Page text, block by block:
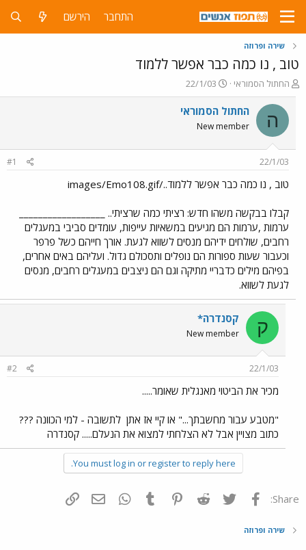
התחבר הירשם
שירה ופרוזה
טוב , נו כמה כבר אפשר ללמוד
פ
ו
ת
ח
ה
ש
א
החתול הסמוראי
פ
ו
ר
ם
ר
22/1/03
ה החתול הסמוראי
New member
22/1/03
#1
טוב , נו כמה כבר אפשר ללמוד../images/Emo108.gif
קבלו בבקשה משהו חדש: רציתי כמה שרציתי.. __________________
ערמות ,ערמות הם מגיעים במשאיות עייפות, עומדים סביבי במעגלים
רחבים, שולחים ידיהם מנסים לשווא לגעת. אורך חייהם כשל פרפר
וכעבור שעות ספורות הם נופלים ותסכולם גדול. ועליהם באים אחרים,
בפיהם מילים כדבריי מתיקה וגם הם ניצבים במעגלים רחבים, מנסים
לגעת לשווא.
ק קסנדרה*
New member
22/1/03
#2
מכיר את הביטוי מאנגלית שאומר.....
"מטבע עבור מחשבתך..." או קיי אז אתן לתשובה - למי הכוונה ???
כתוב מצויין אבל לא הצלחתי למצוא את הנעלם..... קסנדרה
You must log in or register to reply here.
Share: פייסבוק Twitter
Reddit
Pinterest
Tumblr
WhatsAppדואר אלקטרוני
שירה ופרוזה